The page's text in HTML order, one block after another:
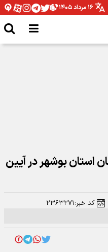
۱۶ مرداد ۱۴۰۵
استان بوشهر در آیین
کد خبر:۲۳۶۳۲۷۱